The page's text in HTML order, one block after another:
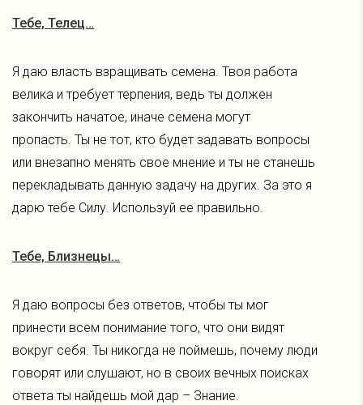
Тебе, Телец…
Я даю власть взращивать семена. Твоя работа
велика и требует терпения, ведь ты должен
закончить начатое, иначе семена могут
пропасть. Ты не тот, кто будет задавать вопросы
или внезапно менять свое мнение и ты не станешь
перекладывать данную задачу на других. За это я
дарю тебе Силу. Используй ее правильно.
Тебе, Близнецы…
Я даю вопросы без ответов, чтобы ты мог
принести всем понимание того, что они видят
вокруг себя. Ты никогда не поймешь, почему люди
говорят или слушают, но в своих вечных поисках
ответа ты найдешь мой дар – Знание.